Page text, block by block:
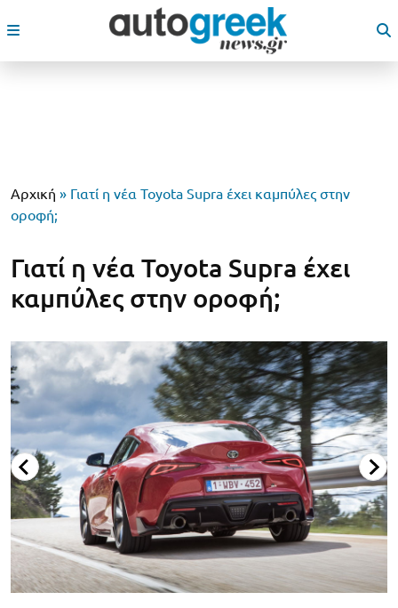
Αρχική » Γιατί η νέα Toyota Supra έχει καμπύλες στην
οροφή;
Γιατί η νέα Toyota Supra έχει
καμπύλες στην οροφή;